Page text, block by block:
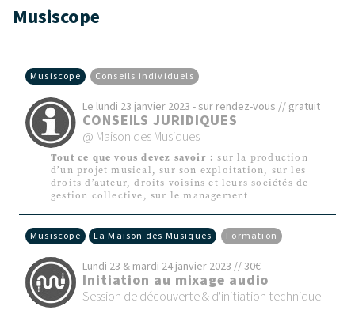
Musiscope
Musiscope Conseils individuels
Le lundi 23 janvier 2023 - sur rendez-vous // gratuit
CONSEILS JURIDIQUES
@ Maison des Musiques
Tout ce que vous devez savoir :sur la production
d’un projet musical, sur son exploitation, sur les
droits d’auteur, droits voisins et leurs sociétés de
gestion collective, sur le management
Musiscope La Maison des Musiques Formation
Lundi 23 & mardi 24 janvier 2023 // 30€
Initiation au mixage audio
Session de découverte & d'initiation technique